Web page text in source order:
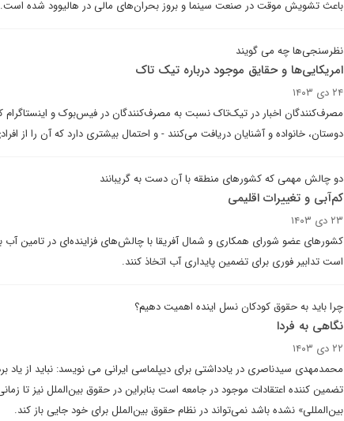
باعث تشویش موقت در صنعت سینما و بروز بحران‌های مالی در هالیوود شده است.
نظرسنجی‌ها چه می گویند
امریکایی‌ها و حقایق موجود درباره تیک تاک
۲۴ دی ۱۴۰۳
مصرف‌کنندگان اخبار در تیک‌تاک نسبت به مصرف‌کنندگان در فیس‌بوک و اینستاگرام
دوستان، خانواده و آشنایان دریافت می‌کنند - و احتمال بیشتری دارد که آن را از
دو چالش مهمی که کشورهای منطقه با آن دست به گریبانند
کم‌آبی و تغییرات اقلیمی
۲۳ دی ۱۴۰۳
کشورهای عضو شورای همکاری و شمال آفریقا با چالش‌های فزاینده‌ای در تامین آب
است تدابیر فوری برای تضمین پایداری آب اتخاذ کنند.
چرا باید به حقوق کودکان نسل اینده اهمیت دهیم؟
نگاهی به فردا
۲۲ دی ۱۴۰۳
محمدمهدی سیدناصری در یادداشتی برای دیپلماسی ایرانی می نویسد: نباید از
تضمین کننده اعتقادات موجود در جامعه است بنابراین در حقوق بین‌الملل نیز تا
بین‌المللی» نشده باشد نمی‌تواند در نظام حقوق بین‌الملل برای خود جایی باز کند.